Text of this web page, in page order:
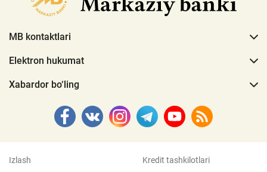
MB kontaktlari
Elektron hukumat
Xabardor bo‘ling
Izlash Kredit tashkilotlari